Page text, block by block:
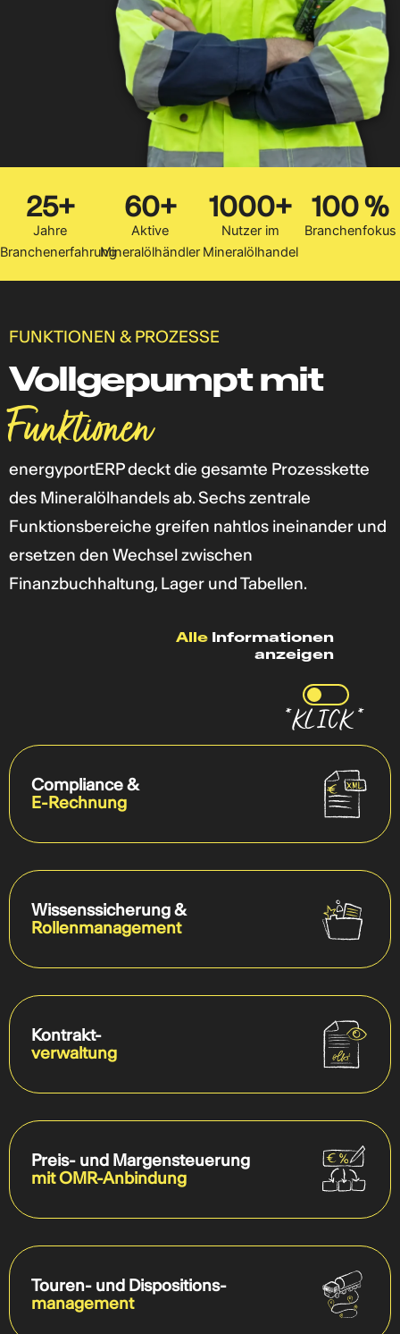
25+
Jahre
Branchenerfahrung
60+
Aktive
Mineralölhändler
1000+
Nutzer im
Mineralölhandel
100 %
Branchenfokus
FUNKTIONEN & PROZESSE
Vollgepumpt mit
Funktionen
energyportERP deckt die gesamte Prozesskette
des Mineralölhandels ab. Sechs zentrale
Funktionsbereiche greifen nahtlos ineinander und
ersetzen den Wechsel zwischen
Finanzbuchhaltung, Lager und Tabellen.
Alle Informationen
anzeigen
*KLICK *
Compliance &
E-Rechnung
Wissenssicherung &
Rollenmanagement
Kontrakt-
verwaltung
Preis- und Margensteuerung
mit OMR-Anbindung
Touren- und Dispositions-
management